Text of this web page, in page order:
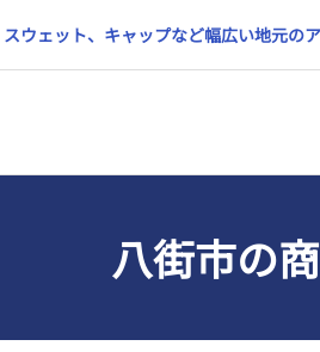
ウェット、キャップなど幅広い地元の
八街市の